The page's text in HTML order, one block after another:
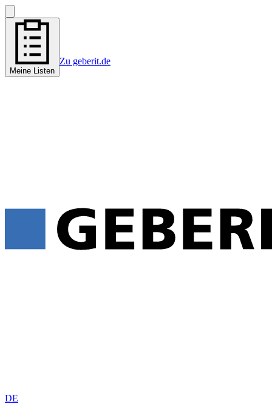
Meine Listen
Zu geberit.de
DE